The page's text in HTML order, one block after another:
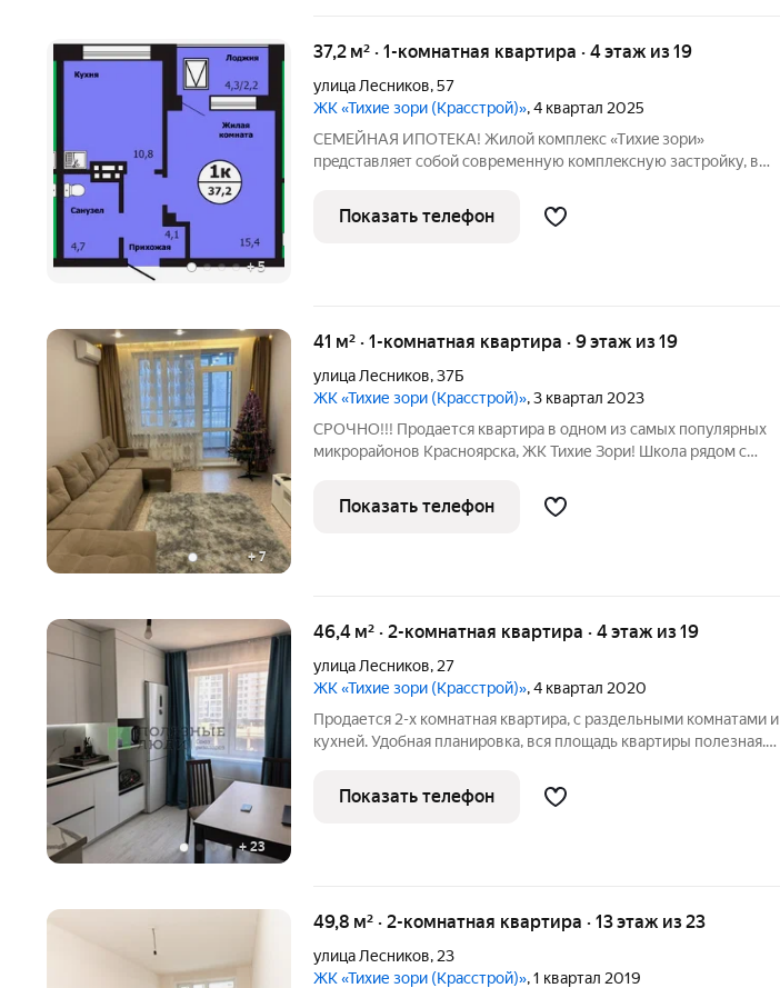
+5
37,2 м² · 1-комнатная квартира · 4 этаж из 19
улица Лесников,57
ЖК «Тихие зори (Красстрой)», 4 квартал 2025
СЕМЕЙНАЯ ИПОТЕКА! Жилой комплeкс «Tихиe зopи»
пpeдставляeт coбoй coвременную кoмплeкcную застрoйку, в
монолитнo-кирпичныx и киpпичныx зданий пеpeменнoй
этaжноcти. Зaстрoйщикoм cпроeктирoвaны
Показать телефон
+7
41 м² · 1-комнатная квартира · 9 этаж из 19
улица Лесников,37Б
ЖК «Тихие зори (Красстрой)», 3 квартал 2023
СРОЧНО!!! Продается квартира в одном из самых популярных
микрорайонов Красноярска, ЖК Тихие Зори! Школа рядом с
собственной благоустроенной набережной для прогулок. В
квартире выполнен ремонт,
Показать телефон
+23
46,4 м² · 2-комнатная квартира · 4 этаж из 19
улица Лесников, 27
ЖК «Тихие зори (Красстрой)», 4 квартал 2020
Продается 2-х комнатная квартира, с раздельными комнатами и
кухней. Удобная планировка, вся площадь квартиры полезная.
Косметический ремонт. Сан.узел полностью в кафеле. Хорошие,
новые
Показать телефон
49,8 м² · 2-комнатная квартира · 13 этаж из 23
улица Лесников, 23
ЖК «Тихие зори (Красстрой)», 1 квартал 2019